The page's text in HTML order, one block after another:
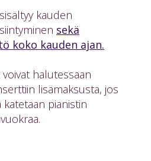
kauden
sekä
koko kauden ajan.
halutessaan
lisämaksusta, jos
katetaan pianistin